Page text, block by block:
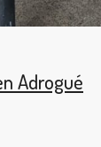
Adrogué